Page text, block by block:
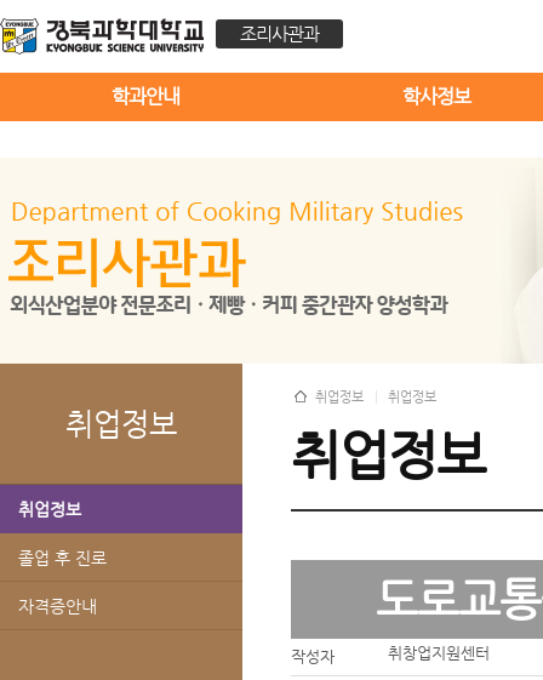
조리사관과
학과안내 학사정보
취업정보
취업정보
졸업 후 진로
자격증안내
취업정보 취업정보
취업정보
도로교
작성자 취창업지원센터